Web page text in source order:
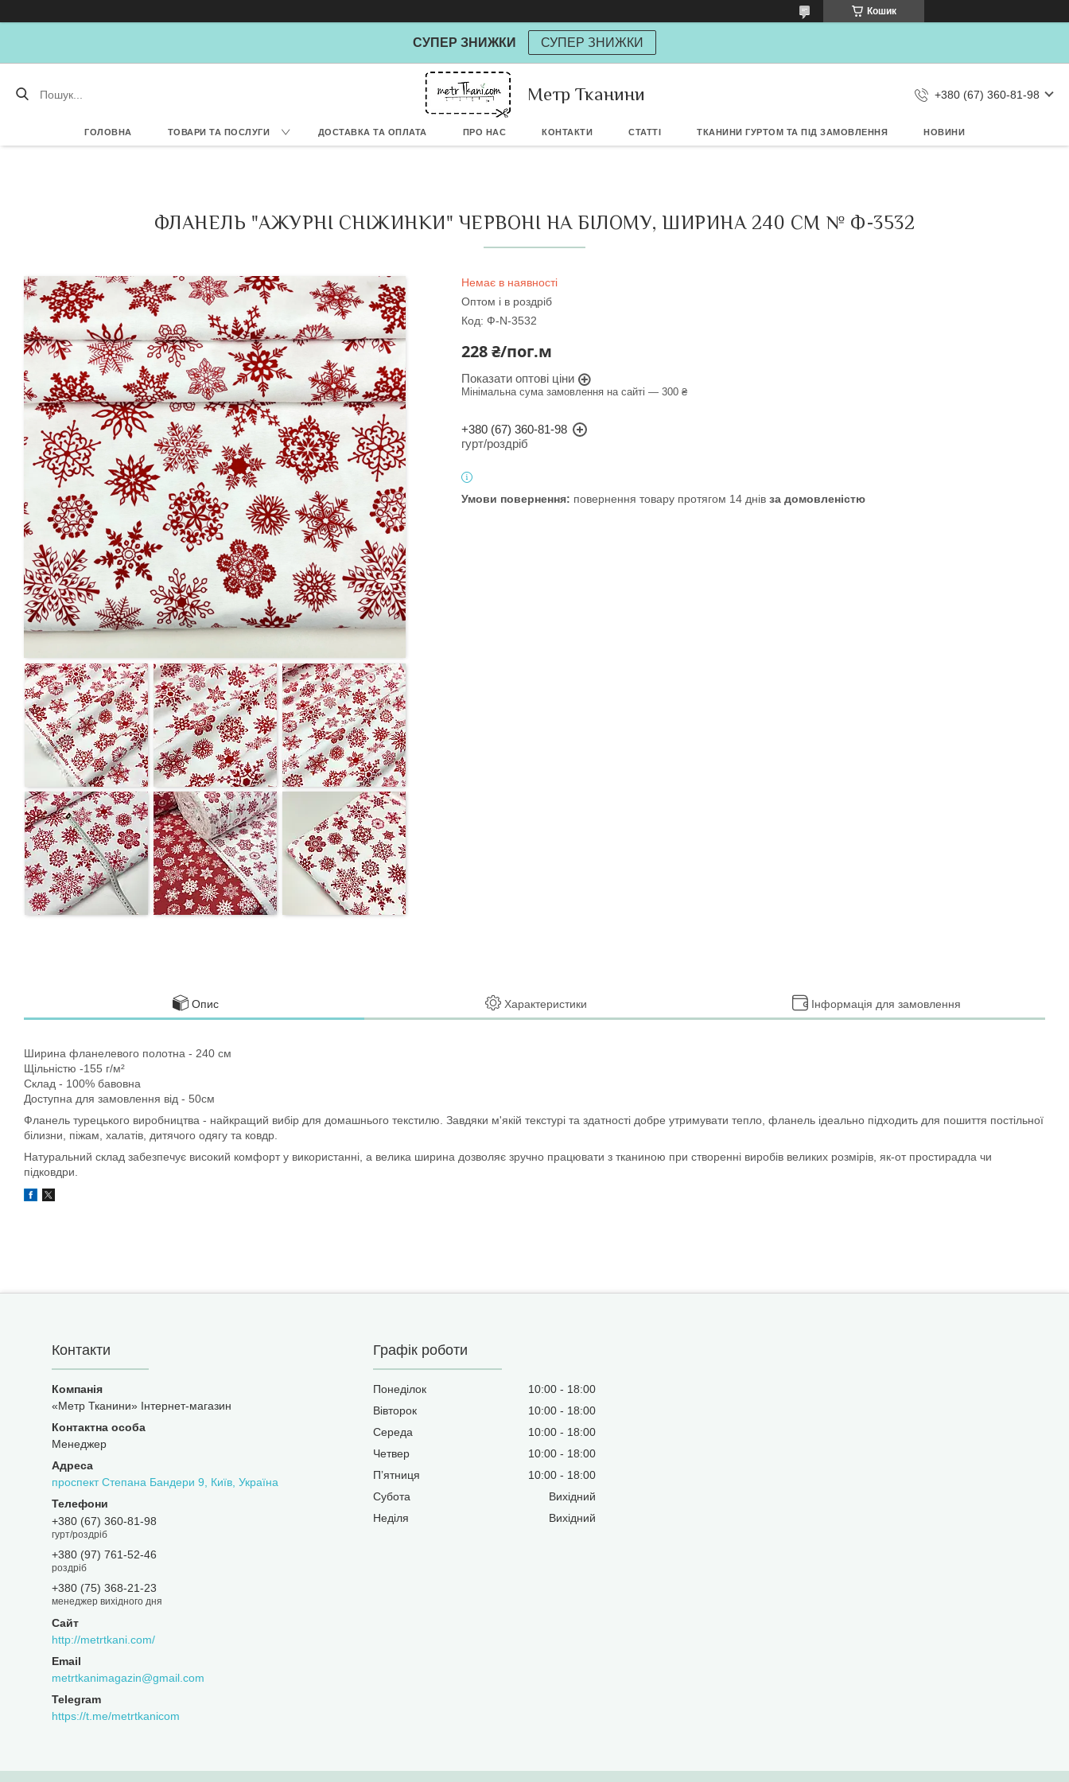
Дозвольте сайту metrtkani.com
Дозволити
×
Кошик
СУПЕР ЗНИЖКИ СУПЕР ЗНИЖКИ
Метр Тканини +380 (67) 360-81-98
ГОЛОВНА ТОВАРИ ТА ПОСЛУГИ ДОСТАВКА ТА ОПЛАТА ПРО НАС КОНТАКТИ СТАТТІ ТКАНИНИ ГУРТОМ ТА ПІД ЗАМОВЛЕННЯ НОВИНИ
ФЛАНЕЛЬ "АЖУРНІ СНІЖИНКИ" ЧЕРВОНІ НА БІЛОМУ, ШИРИНА 240 СМ № Ф-3532
Немає в наявності
Оптом і в роздріб
Код: Ф-N-3532
228 ₴/пог.м
Показати оптові ціни
Мінімальна сума замовлення на сайті — 300 ₴
+380 (67) 360-81-98
гурт/роздріб
повернення товару протягом 14 днів за домовленістю
Опис Характеристики Інформація для замовлення
Ширина фланелевого полотна - 240 см
Щільністю -155 г/м²
Склад - 100% бавовна
Доступна для замовлення від - 50см
Фланель турецького виробництва - найкращий вибір для домашнього текстилю. Завдяки м'якій текстурі та здатності добре утримувати тепло, фланель ідеально підходить для пошиття постільної
білизни, піжам, халатів, дитячого одягу та ковдр.
Натуральний склад забезпечує високий комфорт у використанні, а велика ширина дозволяє зручно працювати з тканиною при створенні виробів великих розмірів, як-от простирадла чи
підковдри.
Контакти
«Метр Тканини» Інтернет-магазин
Менеджер
проспект Степана Бандери 9, Київ, Україна
+380 (67) 360-81-98
гурт/роздріб
+380 (97) 761-52-46
роздріб
+380 (75) 368-21-23
менеджер вихідного дня
http://metrtkani.com/
metrtkanimagazin@gmail.com
https://t.me/metrtkanicom
Графік роботи
Понеділок 10:00
18:00
Вівторок
10:00
18:00
Середа
10:00
18:00
Четвер
10:00
18:00
Пʼятниця
10:00
18:00
Субота
Вихідний
Неділя
Вихідний